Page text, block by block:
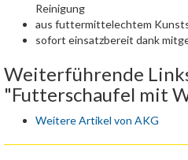
Reinigung
aus futtermittelechtem
sofort einsatzbereit dank
Weiterführende
"Futterschaufel mit
Weitere Artikel von AKG